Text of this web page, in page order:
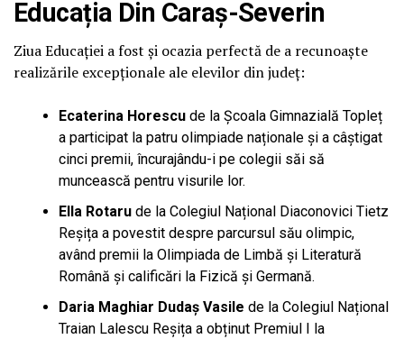
Educația Din Caraș-Severin
Ziua Educației a fost și ocazia perfectă de a recunoaște
realizările excepționale ale elevilor din județ:
Ecaterina Horescu de la Școala Gimnazială Topleț
a participat la patru olimpiade naționale și a câștigat
cinci premii, încurajându-i pe colegii săi să
muncească pentru visurile lor.
Ella Rotaru de la Colegiul Național Diaconovici Tietz
Reșița a povestit despre parcursul său olimpic,
având premii la Olimpiada de Limbă și Literatură
Română și calificări la Fizică și Germană.
Daria Maghiar Dudaș Vasile de la Colegiul Național
Traian Lalescu Reșița a obținut Premiul I la